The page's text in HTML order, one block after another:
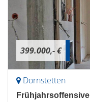
399.000,- €
Dornstetten